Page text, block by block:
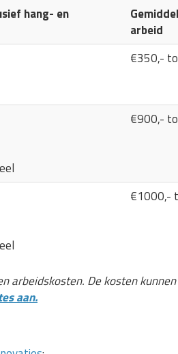
hang- en
arbeid
€350,-
€900,-
€1000,-
arbeidskosten. De kosten
aan.